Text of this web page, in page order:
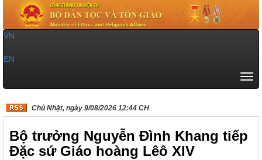
VN
EN
Chủ Nhật, ngày 9/08/2026 12:44 CH
Bộ trưởng Nguyễn Đình Khang tiếp
Đặc sứ Giáo hoàng Lêô XIV